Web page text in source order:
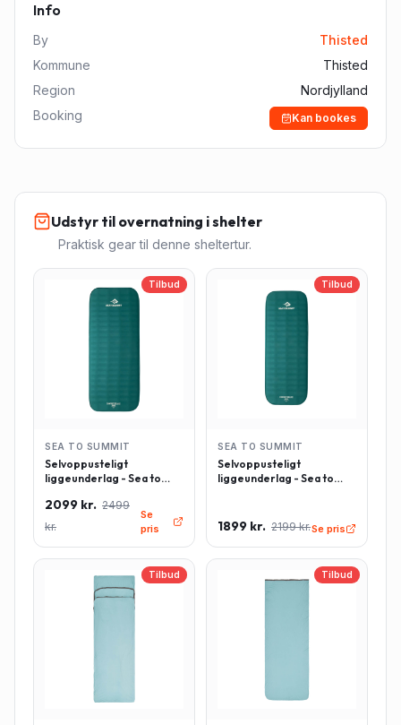
Info
By
Thisted
Kommune
Thisted
Region
Nordjylland
Booking
Kan bookes
Udstyr til overnatning i shelter
Praktisk gear til denne sheltertur.
Tilbud
SEA TO SUMMIT
Selvoppusteligt
liggeunderlag - Sea to
Rektangulær - Large -
Grøn
2099 kr. 2499
kr.
Se
pris
Tilbud
SEA TO SUMMIT
Selvoppusteligt
liggeunderlag - Sea to
Grøn
1899 kr. 2199 kr.Se pris
Tilbud Tilbud